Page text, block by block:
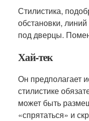
Стилистика,
обстановки,
под дверцы.
Хай-тек
Он предполагает
стилистике
может быть
«спрятаться» и